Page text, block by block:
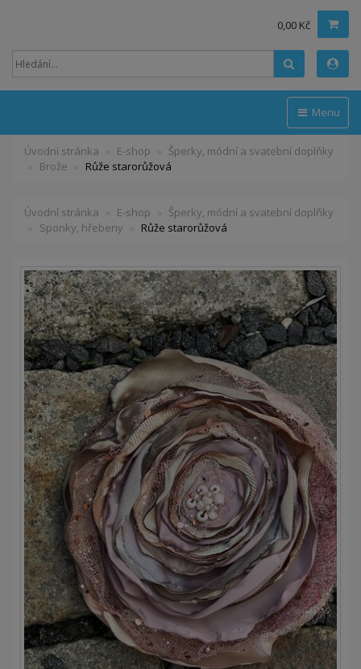
0,00 Kč
Menu
Úvodní stránka E-shop
Šperky, módní a svatební doplňky
Brože
Růže starorůžová
Úvodní stránka E-shop
Šperky, módní a svatební doplňky
Sponky, hřebeny
Růže starorůžová